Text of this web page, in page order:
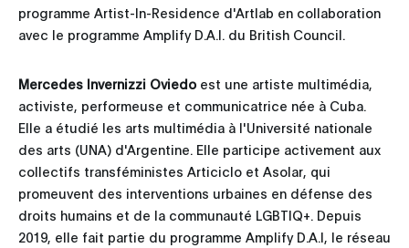
programme Artist-In-Residence d'Artlab en collaboration
avec le programme Amplify D.A.I. du British Council.
Mercedes Invernizzi Oviedo est une artiste multimédia,
activiste, performeuse et communicatrice née à Cuba.
Elle a étudié les arts multimédia à l'Université nationale
des arts (UNA) d'Argentine. Elle participe activement aux
collectifs transféministes Articiclo et Asolar, qui
promeuvent des interventions urbaines en défense des
droits humains et de la communauté LGBTIQ+. Depuis
2019, elle fait partie du programme Amplify D.A.I, le réseau